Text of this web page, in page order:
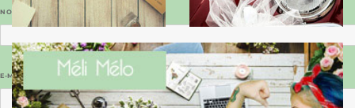
NOM
E-MAIL